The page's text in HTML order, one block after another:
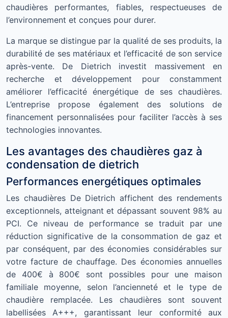
chaudières performantes, fiables, respectueuses de
l’environnement et conçues pour durer.
La marque se distingue par la qualité de ses produits, la
durabilité de ses matériaux et l’efficacité de son service
après-vente. De Dietrich investit massivement en
recherche et développement pour constamment
améliorer l’efficacité énergétique de ses chaudières.
L’entreprise propose également des solutions de
financement personnalisées pour faciliter l’accès à ses
technologies innovantes.
Les avantages des chaudières gaz à
condensation de dietrich
Performances energétiques optimales
Les chaudières De Dietrich affichent des rendements
exceptionnels, atteignant et dépassant souvent 98% au
PCI. Ce niveau de performance se traduit par une
réduction significative de la consommation de gaz et
par conséquent, par des économies considérables sur
votre facture de chauffage. Des économies annuelles
de 400€ à 800€ sont possibles pour une maison
familiale moyenne, selon l’ancienneté et le type de
chaudière remplacée. Les chaudières sont souvent
labellisées A+++, garantissant leur conformité aux